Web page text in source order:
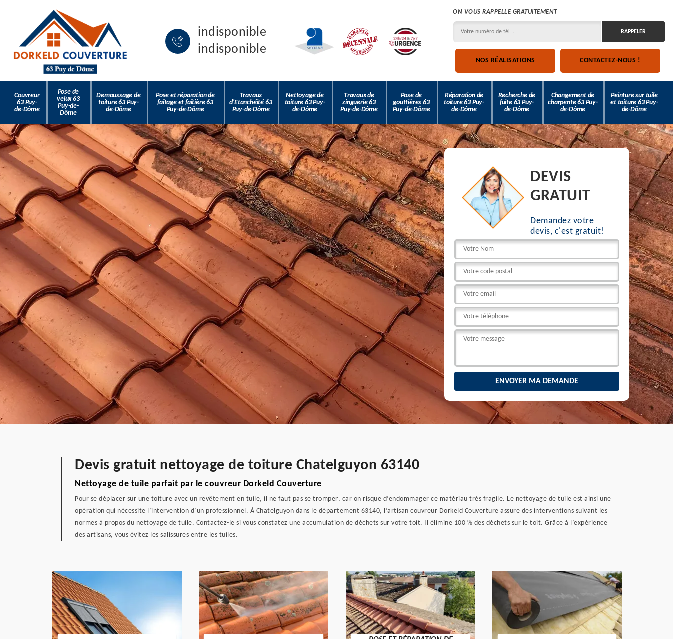
indisponible
indisponible
ON VOUS RAPPELLE GRATUITEMENT
NOS RÉALISATIONS CONTACTEZ-NOUS !
Couvreur
63 Puy-
de-Dôme
Pose de
velux 63
Puy-de-
Dôme
Demoussage de
toiture 63 Puy-
de-Dôme
Pose et réparation de
faîtage et faîtière 63
Puy-de-Dôme
Travaux
d'Etanchéité 63
Puy-de-Dôme
Nettoyage de
toiture 63 Puy-
de-Dôme
Travaux de
zinguerie 63
Puy-de-Dôme
Pose de
gouttières 63
Puy-de-Dôme
Réparation de
toiture 63 Puy-
de-Dôme
Recherche de
fuite 63 Puy-
de-Dôme
Changement de
charpente 63 Puy-
de-Dôme
Peinture sur tuile
et toiture 63 Puy-
de-Dôme
DEVIS
GRATUIT
Demandez votre
devis, c'est gratuit!
Devis gratuit nettoyage de toiture Chatelguyon 63140
Nettoyage de tuile parfait par le couvreur Dorkeld Couverture
Pour se déplacer sur une toiture avec un revêtement en tuile, il ne faut pas se tromper, car on risque d’endommager ce matériau très fragile. Le nettoyage de tuile est ainsi une
opération qui nécessite l’intervention d’un professionnel. À Chatelguyon dans le département 63140, l’artisan couvreur Dorkeld Couverture assure des interventions suivant les
normes à propos du nettoyage de tuile. Contactez-le si vous constatez une accumulation de déchets sur votre toit. Il élimine 100 % des déchets sur le toit. Grâce à l’expérience
des artisans, vous évitez les salissures entre les tuiles.